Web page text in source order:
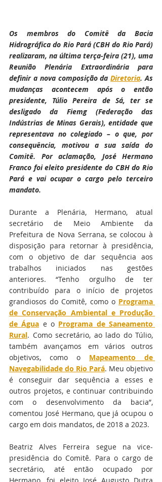
Os membros do Comitê da Bacia
Hidrográfica do Rio Pará (CBH do Rio Pará)
realizaram, na última terça-feira (21), uma
Reunião Plenária Extraordinária para
definir a nova composição da Diretoria. As
mudanças acontecem após o então
presidente, Túlio Pereira de Sá, ter se
desligado da Fiemg (Federação das
Indústrias de Minas Gerais), entidade que
representava no colegiado – o que, por
consequência, motivou a sua saída do
Comitê. Por aclamação, José Hermano
Franco foi eleito presidente do CBH do Rio
Pará e vai ocupar o cargo pelo terceiro
mandato.
Durante a Plenária, Hermano, atual
secretário de Meio Ambiente da
Prefeitura de Nova Serrana, se colocou à
disposição para retornar à presidência,
com o objetivo de dar sequência aos
trabalhos iniciados nas gestões
anteriores. “Tenho orgulho de ter
contribuído para o início de projetos
grandiosos do Comitê, como o Programa
de Conservação Ambiental e Produção
de Água e o Programa de Saneamento
Rural. Como secretário, ao lado do Túlio,
também avançamos em vários outros
objetivos, como o Mapeamento de
Navegabilidade do Rio Pará. Meu objetivo
é conseguir dar sequência a esses e
outros projetos, e continuar contribuindo
com o desenvolvimento da bacia”,
comentou José Hermano, que já ocupou o
cargo em dois mandatos, de 2018 a 2023.
Beatriz Alves Ferreira segue na vice-
presidência do Comitê. Para o cargo de
secretário, até então ocupado por